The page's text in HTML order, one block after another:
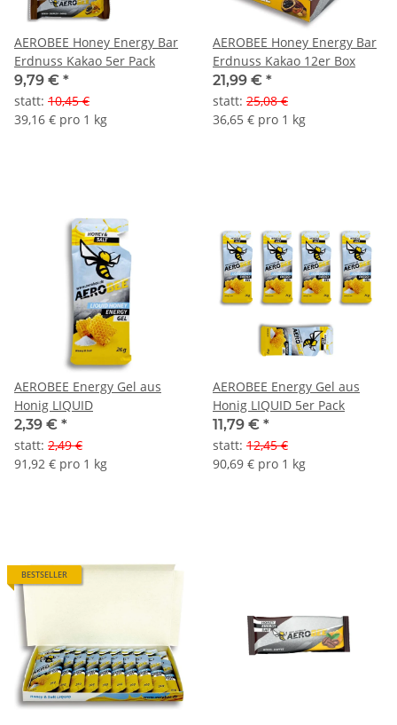
AEROBEE Honey Energy Bar
Erdnuss Kakao 5er Pack
9,79 € *
statt: 10,45 €
39,16 € pro 1 kg
AEROBEE Honey Energy Bar
Erdnuss Kakao 12er Box
21,99 € *
statt: 25,08 €
36,65 € pro 1 kg
AEROBEE Energy Gel aus
Honig LIQUID
2,39 € *
statt: 2,49 €
91,92 € pro 1 kg
AEROBEE Energy Gel aus
Honig LIQUID 5er Pack
11,79 € *
statt: 12,45 €
90,69 € pro 1 kg
BESTSELLER